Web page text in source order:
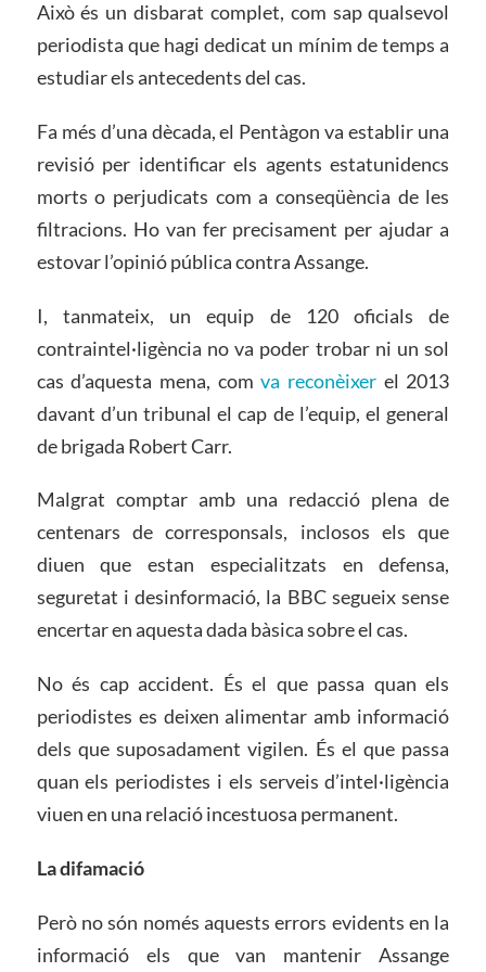
Això és un disbarat complet, com sap qualsevol
periodista que hagi dedicat un mínim de temps a
estudiar els antecedents del cas.
Fa més d’una dècada, el Pentàgon va establir una
revisió per identificar els agents estatunidencs
morts o perjudicats com a conseqüència de les
filtracions. Ho van fer precisament per ajudar a
estovar l’opinió pública contra Assange.
I, tanmateix, un equip de 120 oficials de
contraintel·ligència no va poder trobar ni un sol
cas d’aquesta mena, comva reconèixer el 2013
davant d’un tribunal el cap de l’equip, el general
de brigada Robert Carr.
Malgrat comptar amb una redacció plena de
centenars de corresponsals, inclosos els que
diuen que estan especialitzats en defensa,
seguretat i desinformació, la BBC segueix sense
encertar en aquesta dada bàsica sobre el cas.
No és cap accident. És el que passa quan els
periodistes es deixen alimentar amb informació
dels que suposadament vigilen. És el que passa
quan els periodistes i els serveis d’intel·ligència
viuen en una relació incestuosa permanent.
La difamació
Però no són només aquests errors evidents en la
informació els que van mantenir Assange